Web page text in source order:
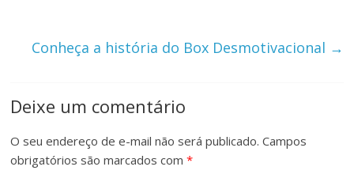
Conheça a história do Box Desmotivacional →
Deixe um comentário
O seu endereço de e-mail não será publicado. Campos
obrigatórios são marcados com*